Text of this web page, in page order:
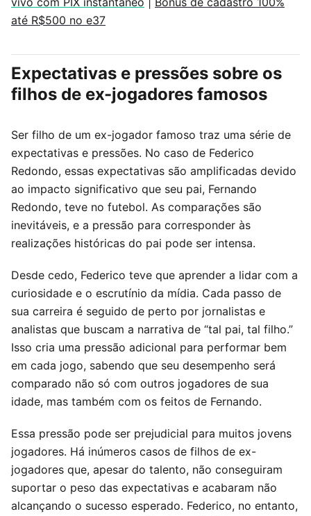
até R$500 no e37
Expectativas e pressões sobre os
filhos de ex-jogadores famosos
Ser filho de um ex-jogador famoso traz uma série de
expectativas e pressões. No caso de Federico
Redondo, essas expectativas são amplificadas devido
ao impacto significativo que seu pai, Fernando
Redondo, teve no futebol. As comparações são
inevitáveis, e a pressão para corresponder às
realizações históricas do pai pode ser intensa.
Desde cedo, Federico teve que aprender a lidar com a
curiosidade e o escrutínio da mídia. Cada passo de
sua carreira é seguido de perto por jornalistas e
analistas que buscam a narrativa de “tal pai, tal filho.”
Isso cria uma pressão adicional para performar bem
em cada jogo, sabendo que seu desempenho será
comparado não só com outros jogadores de sua
idade, mas também com os feitos de Fernando.
Essa pressão pode ser prejudicial para muitos jovens
jogadores. Há inúmeros casos de filhos de ex-
jogadores que, apesar do talento, não conseguiram
suportar o peso das expectativas e acabaram não
alcançando o sucesso esperado. Federico, no entanto,